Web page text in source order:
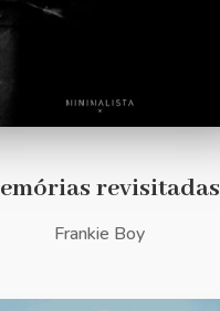
revisitadas
Frankie Boy